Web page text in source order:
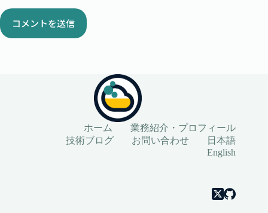
コメントを送信
ホーム
業務紹介・プロフィール
技術ブログ
お問い合わせ
日本語
English